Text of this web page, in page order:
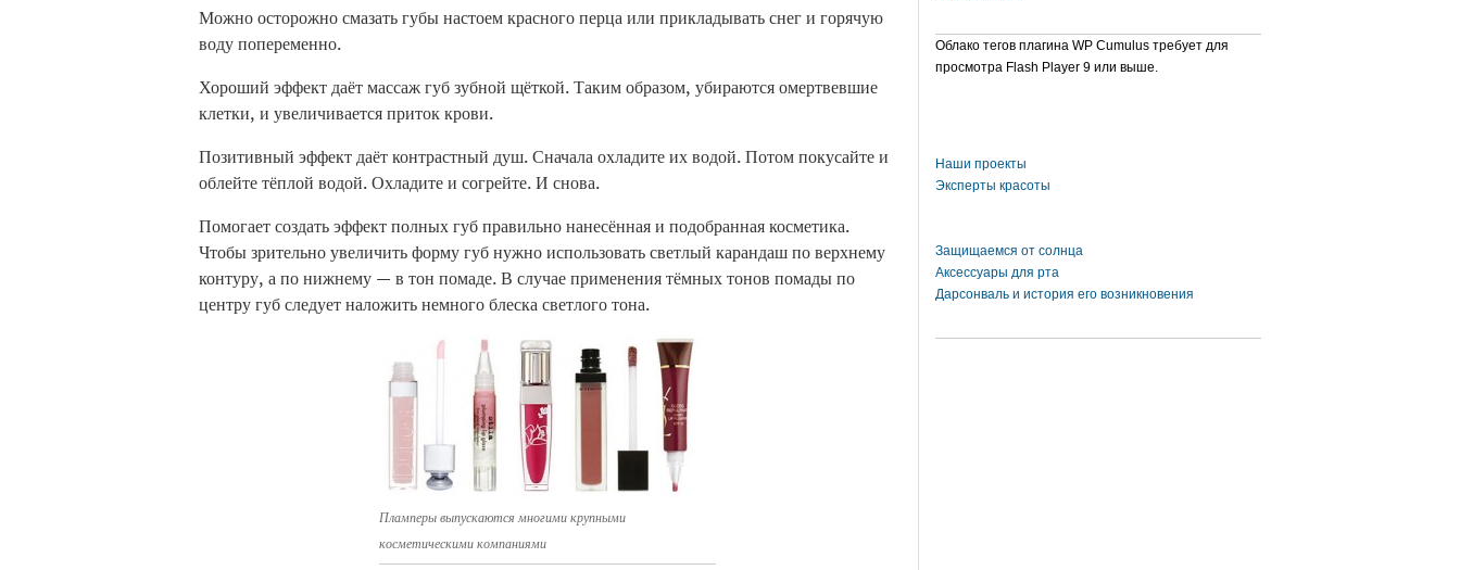
Можно осторожно смазать губы настоем красного перца или прикладывать снег и горячую
воду попеременно.
Хороший эффект даёт массаж губ зубной щёткой. Таким образом, убираются омертвевшие
клетки, и увеличивается приток крови.
Позитивный эффект даёт контрастный душ. Сначала охладите их водой. Потом покусайте и
облейте тёплой водой. Охладите и согрейте. И снова.
Помогает создать эффект полных губ правильно нанесённая и подобранная косметика.
Чтобы зрительно увеличить форму губ нужно использовать светлый карандаш по верхнему
контуру, а по нижнему — в тон помаде. В случае применения тёмных тонов помады по
центру губ следует наложить немного блеска светлого тона.
Пламперы выпускаются многими крупными
косметическими компаниями
Облако тегов плагина WP Cumulus требует для
просмотра Flash Player 9 или выше.
Наши проекты
Эксперты красоты
Защищаемся от солнца
Аксессуары для рта
Дарсонваль и история его возникновения